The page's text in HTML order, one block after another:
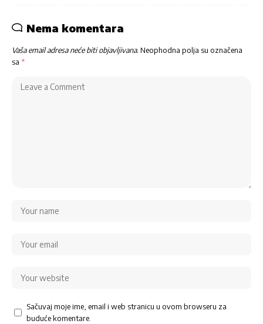
Nema komentara
Vaša email adresa neće biti objavljivana. Neophodna polja su označena
sa *
Sačuvaj moje ime, email i web stranicu u ovom browseru za
buduće komentare.